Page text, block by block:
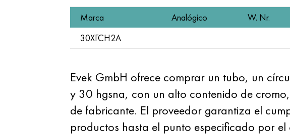
Marca Analógico W. Nr.
30ХГСН2А
Evek GmbH ofrece comprar un tubo, un
y 30 hgsna, con un alto contenido de
de fabricante. El proveedor garantiza el
productos hasta el punto especificado por el